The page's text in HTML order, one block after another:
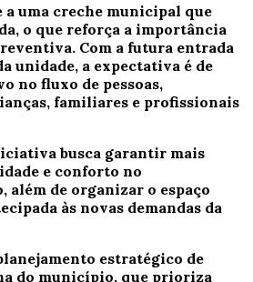
a uma creche municipal que
o que reforça a importância
Com a futura entrada
unidade, a expectativa é de
no fluxo de pessoas,
familiares e profissionais
busca garantir mais
e conforto no
além de organizar o espaço
às novas demandas da
estratégico de
do município, que prioriza